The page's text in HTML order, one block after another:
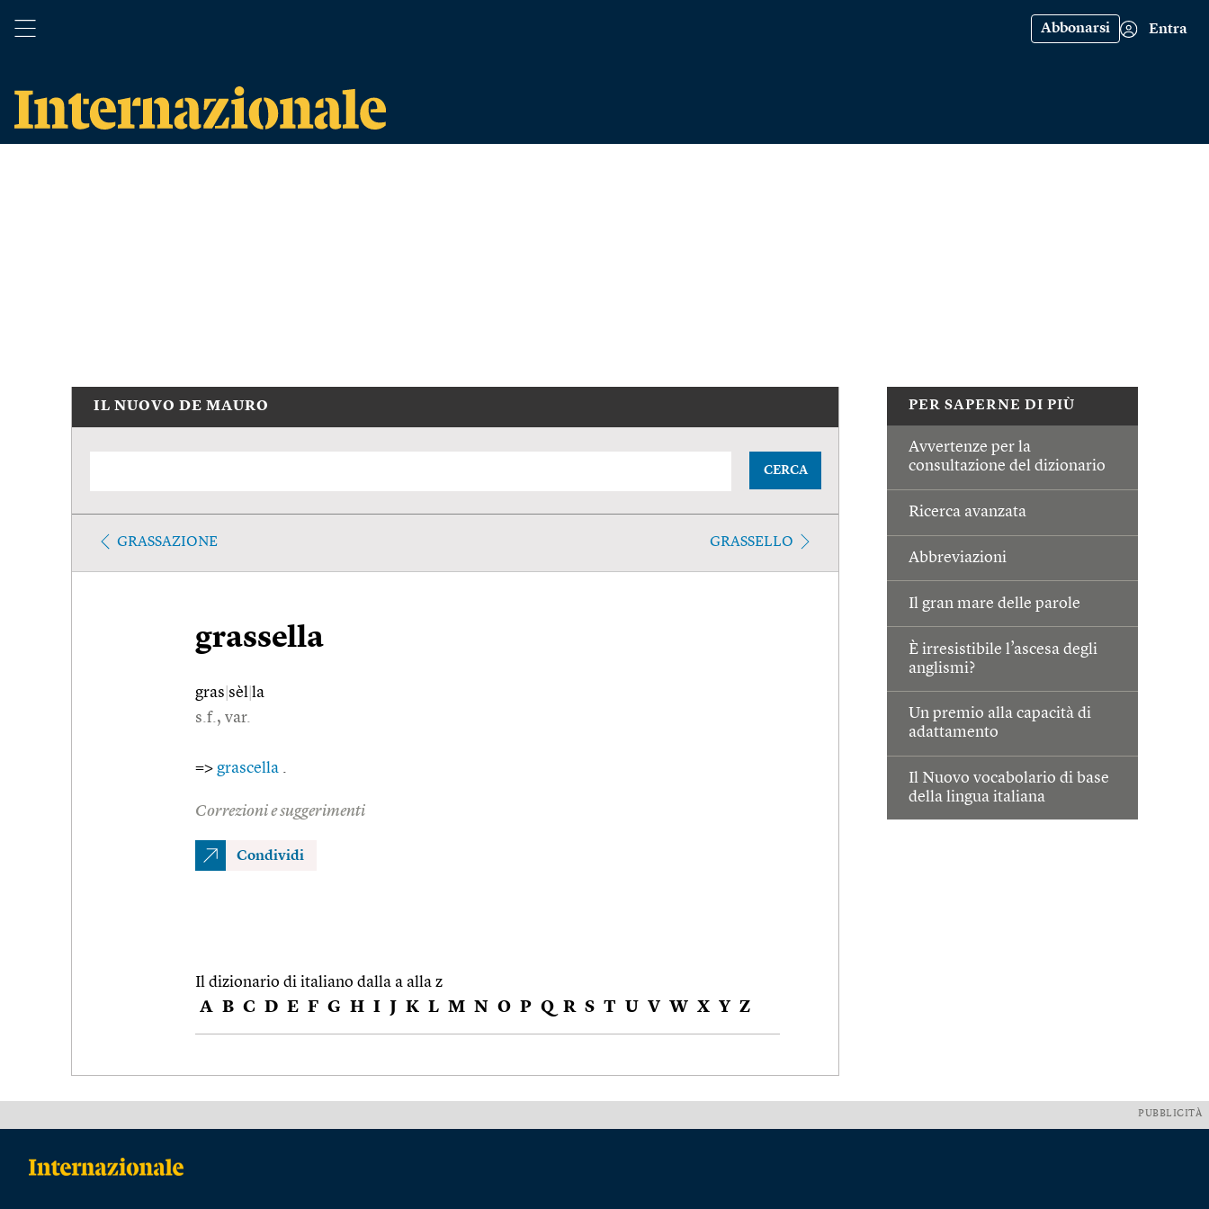
Abbonarsi Entra
PER SAPERNE DI PIÙ
Avvertenze per la
consultazione del dizionario
Ricerca avanzata
Abbreviazioni
Il gran mare delle parole
È irresistibile l’ascesa degli
anglismi?
Un premio alla capacità di
adattamento
Il Nuovo vocabolario di base
della lingua italiana
IL NUOVO DE MAURO
CERCA
GRASSAZIONE GRASSELLO
grassella
gras sèl la
s.f., var.
=> grascella .
Correzioni e suggerimenti
Condividi
Il dizionario di italiano dalla a alla z
A B C D E F G H I J K L M N O P Q R S T U V W X Y Z
PUBBLICITÀ